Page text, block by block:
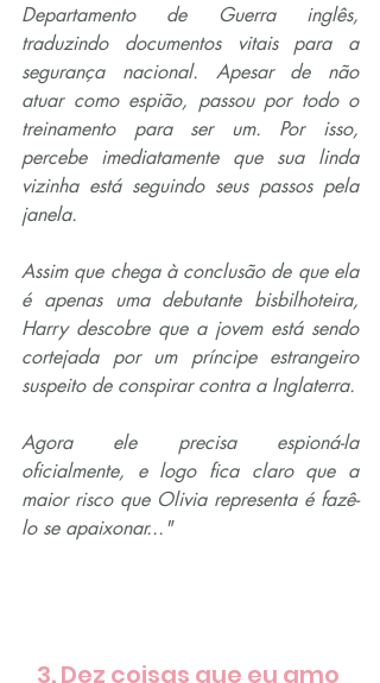
Departamento de Guerra inglês,
traduzindo documentos vitais para a
segurança nacional. Apesar de não
atuar como espião, passou por todo o
treinamento para ser um. Por isso,
percebe imediatamente que sua linda
vizinha está seguindo seus passos pela
janela.
Assim que chega à conclusão de que ela
é apenas uma debutante bisbilhoteira,
Harry descobre que a jovem está sendo
cortejada por um príncipe estrangeiro
suspeito de conspirar contra a Inglaterra.
Agora ele precisa espioná-la
oficialmente, e logo fica claro que a
maior risco que Olivia representa é fazê-
lo se apaixonar..."
3. Dez coisas que eu amo